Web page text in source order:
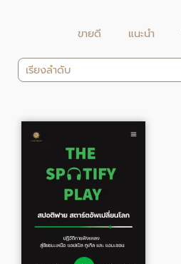
ขายดี แนะนำ
price
415.00฿.
price